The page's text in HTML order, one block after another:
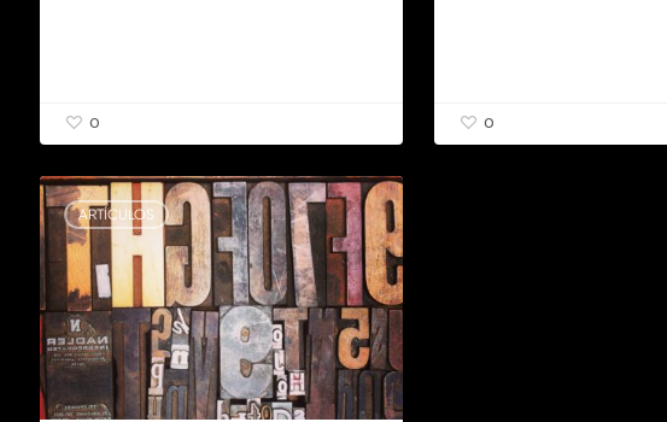
0 0
La
tipografía
la
puerta
la
identidad
de
la
marca.
ARTÍCULOS